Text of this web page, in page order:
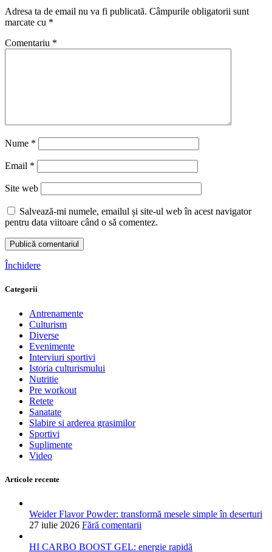
Adresa ta de email nu va fi publicată. Câmpurile obligatorii sunt
marcate cu *
Comentariu *
Nume *
Email *
Site web
Salvează-mi numele, emailul și site-ul web în acest navigator
pentru data viitoare când o să comentez.
Închidere
Categorii
Antrenamente
Culturism
Diverse
Evenimente
Interviuri sportivi
Istoria culturismului
Nutritie
Pre workout
Retete
Sanatate
Slabire si arderea grasimilor
Sportivi
Suplimente
Video
Articole recente
Weider Flavor Powder: transformă mesele simple în deserturi
27 iulie 2026 Fără comentarii
HI CARBO BOOST GEL: energie rapidă